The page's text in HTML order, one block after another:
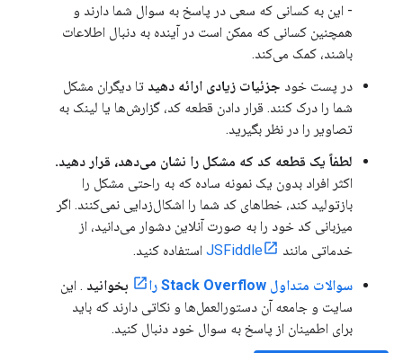
- این به کسانی که سعی در پاسخ به سوال شما دارند و
همچنین کسانی که ممکن است در آینده به دنبال اطلاعات
باشند، کمک می‌کند.
در پست خود جزئیات زیادی ارائه دهید تا دیگران مشکل
شما را درک کنند. قرار دادن قطعه کد، گزارش‌ها یا لینک به
تصاویر را در نظر بگیرید.
لطفاً یک قطعه کد که مشکل را نشان می‌دهد، قرار دهید.
اکثر افراد بدون یک نمونه ساده که به راحتی مشکل را
بازتولید کند، خطاهای کد شما را اشکال‌زدایی نمی‌کنند. اگر
میزبانی کد خود را به صورت آنلاین دشوار می‌دانید، از
خدماتی مانند
JSFiddle استفاده کنید.
سوالات متداول Stack Overflow را بخوانید . این
سایت و جامعه آن دستورالعمل‌ها و نکاتی دارند که باید
برای اطمینان از پاسخ به سوال خود دنبال کنید.